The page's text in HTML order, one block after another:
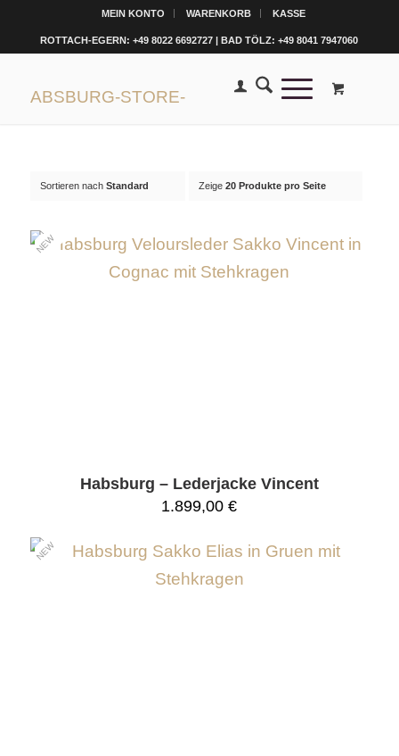
MEIN KONTO WARENKORB KASSE
ROTTACH-EGERN: +49 8022 6692727 | BAD TÖLZ: +49 8041 7947060
Sortieren nach Standard Zeige 20 Produkte pro Seite
NEW
Habsburg – Lederjacke Vincent
1.899,00€
NEW